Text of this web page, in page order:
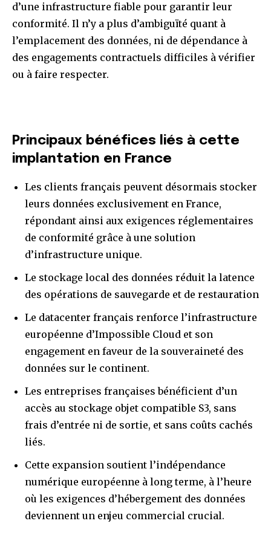
d’une infrastructure fiable pour garantir leur
conformité. Il n’y a plus d’ambiguïté quant à
l’emplacement des données, ni de dépendance à
des engagements contractuels difficiles à vérifier
ou à faire respecter.
Principaux bénéfices liés à cette
implantation en France
Les clients français peuvent désormais stocker
leurs données exclusivement en France,
répondant ainsi aux exigences réglementaires
de conformité grâce à une solution
d’infrastructure unique.
Le stockage local des données réduit la latence
des opérations de sauvegarde et de restauration
Le datacenter français renforce l’infrastructure
européenne d’Impossible Cloud et son
engagement en faveur de la souveraineté des
données sur le continent.
Les entreprises françaises bénéficient d’un
accès au stockage objet compatible S3, sans
frais d’entrée ni de sortie, et sans coûts cachés
liés.
Cette expansion soutient l’indépendance
numérique européenne à long terme, à l’heure
où les exigences d’hébergement des données
deviennent un enjeu commercial crucial.